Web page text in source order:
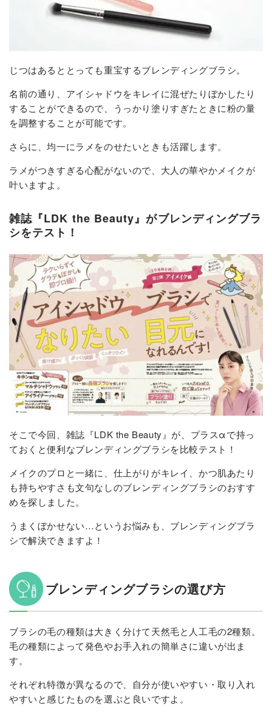
じつはあるととっても重宝するブレンディングブラシ。
名前の通り、アイシャドウをキレイに混ぜたりぼかしたり
することができるので、うっかり塗りすぎたときに粉の量
を調整することが可能です。
さらに、均一にラメをのせたいときも活躍します。
ラメがつきすぎる心配がないので、大人の華やかメイクが
叶いますよ。
雑誌『LDK the Beauty』がブレンディングブラ
シをテスト！
そこで今回、雑誌『LDK the Beauty』が、プラスαで持っ
ておくと便利なブレンディングブラシを比較テスト！
メイクのプロと一緒に、仕上がりがキレイ、かつ肌あたり
も持ちやすさも文句なしのブレンディングブラシのおすす
めを探しました。
うまくぼかせない…というお悩みも、ブレンディングブラ
シで解決できますよ！
ブレンディングブラシの選び方
ブラシの毛の種類は大きく分けて天然毛と人工毛の2種類。
毛の種類によって発色やお手入れの簡単さに違いが出ま
す。
それぞれ特徴が異なるので、自分が使いやすい・取り入れ
やすいと感じたものを選ぶと良いですよ。